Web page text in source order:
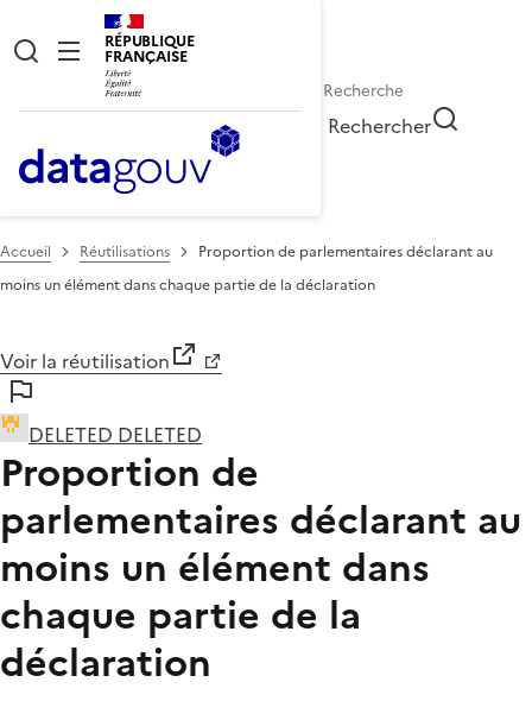
RÉPUBLIQUE
FRANÇAISE
Rechercher
Accueil Réutilisations
Proportion de parlementaires déclarant au
moins un élément dans chaque partie de la déclaration
Voir la réutilisation
DELETED DELETED
Proportion de
parlementaires déclarant au
moins un élément dans
chaque partie de la
déclaration